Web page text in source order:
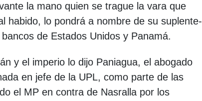
la mano quien se trague la vara que
habido, lo pondrá a nombre de su suplente-
de Estados Unidos y Panamá.
y el imperio lo dijo Paniagua, el abogado
en jefe de la UPL, como parte de las
el MP en contra de Nasralla por los